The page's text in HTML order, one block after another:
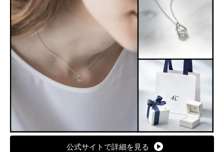
公式サイトで詳細を見る